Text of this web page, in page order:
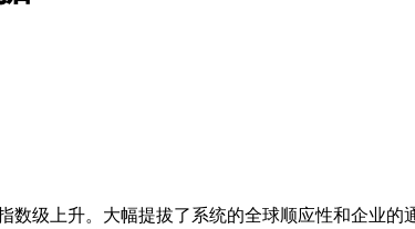
上升。大幅提拔了系统的全球顺应性和企业的